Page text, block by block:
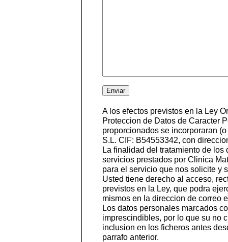
A los efectos previstos en la Ley
Proteccion de Datos de Caracter
proporcionados se incorporaran
S.L. CIF: B54553342, con
La finalidad del tratamiento de
servicios prestados por Clinica
para el servicio que nos solicite y
Usted tiene derecho al acceso,
previstos en la Ley, que podra
mismos en la direccion de correo
Los datos personales marcados
imprescindibles, por lo que su no
inclusion en los ficheros antes
parrafo anterior.